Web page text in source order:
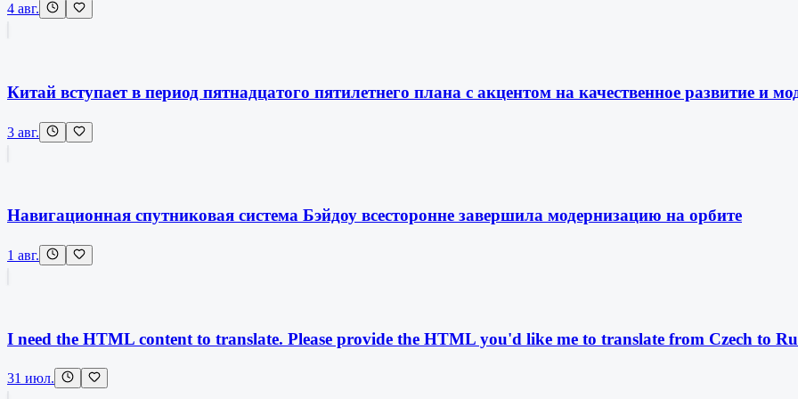
4 авг.
Китай вступает в период пятнадцатого пятилетнего плана с акцентом на качественное развитие и
3 авг.
Навигационная спутниковая система Бэйдоу всесторонне завершила модернизацию на орбите
1 авг.
I need the HTML content to translate. Please provide the HTML you'd like me to translate from Czech to
31 июл.